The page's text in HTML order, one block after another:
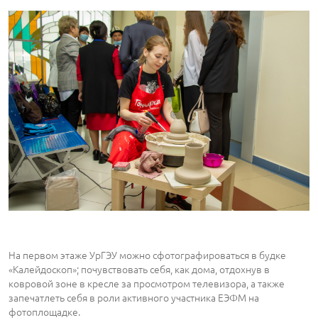
На первом этаже УрГЭУ можно сфотографироваться в будке
«Калейдоскоп»; почувствовать себя, как дома, отдохнув в
ковровой зоне в кресле за просмотром телевизора, а также
запечатлеть себя в роли активного участника ЕЭФМ на
фотоплощадке.